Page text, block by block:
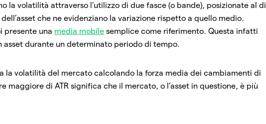
la volatilità attraverso l’utilizzo di due fasce (o bande), posizionate al di
che ne evidenziano la variazione rispetto a quello medio.
presente una media mobile semplice come riferimento. Questa infatti
asset durante un determinato periodo di tempo.
la volatilità del mercato calcolando la forza media dei cambiamenti di
maggiore di ATR significa che il mercato, o l’asset in questione, è più